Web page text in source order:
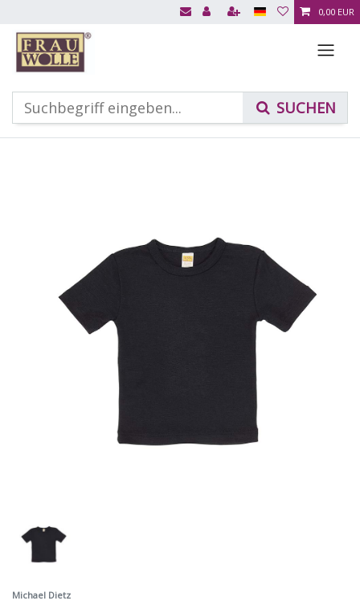
0,00 EUR
Michael Dietz